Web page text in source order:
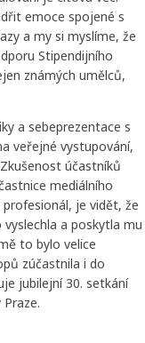
emoce spojené s
a my si myslíme, že
Stipendijního
známých umělců,
a sebeprezentace s
veřejné vystupování,
účastníků
mediálního
profesionál, je vidět, že
a poskytla mu
to bylo velice
zúčastnila i do
jubilejní 30. setkání